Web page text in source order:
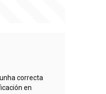
correcta
en